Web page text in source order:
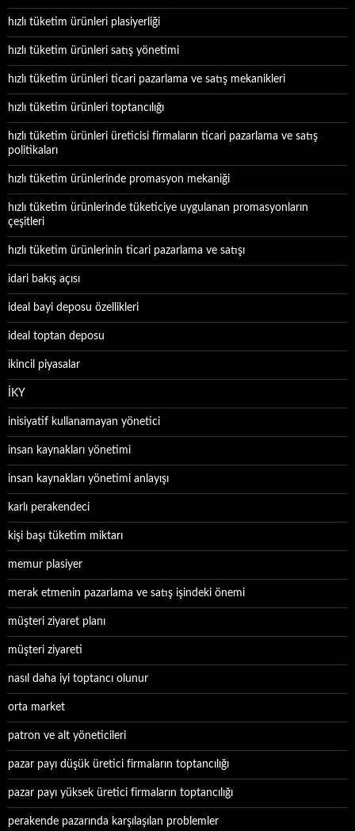
hızlı tüketim ürünleri plasiyerliği
hızlı tüketim ürünleri satış yönetimi
hızlı tüketim ürünleri ticari pazarlama ve satış mekanikleri
hızlı tüketim ürünleri toptancılığı
hızlı tüketim ürünleri üreticisi firmaların ticari pazarlama ve satış
politikaları
hızlı tüketim ürünlerinde promasyon mekaniği
hızlı tüketim ürünlerinde tüketiciye uygulanan promasyonların
çeşitleri
hızlı tüketim ürünlerinin ticari pazarlama ve satışı
idari bakış açısı
ideal bayi deposu özellikleri
ideal toptan deposu
ikincil piyasalar
İKY
inisiyatif kullanamayan yönetici
insan kaynakları yönetimi
insan kaynakları yönetimi anlayışı
karlı perakendeci
kişi başı tüketim miktarı
memur plasiyer
merak etmenin pazarlama ve satış işindeki önemi
müşteri ziyaret planı
müşteri ziyareti
nasıl daha iyi toptancı olunur
orta market
patron ve alt yöneticileri
pazar payı düşük üretici firmaların toptancılığı
pazar payı yüksek üretici firmaların toptancılığı
perakende pazarında karşılaşılan problemler